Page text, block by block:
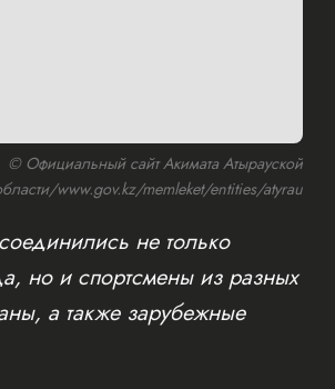
© Официальный сайт Акимата Атырауской
www.gov.kz/memleket/entities/atyrau
не только
но и спортсмены из разных
а также зарубежные